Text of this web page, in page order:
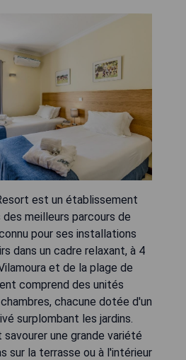
est un établissement
meilleurs parcours de
pour ses installations
dans un cadre relaxant, à 4
et de la plage de
comprend des unités
chacune dotée d'un
surplombant les jardins.
une grande variété
sur la terrasse ou à l'intérieur